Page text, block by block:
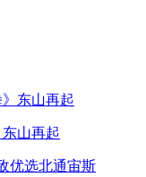
山再起